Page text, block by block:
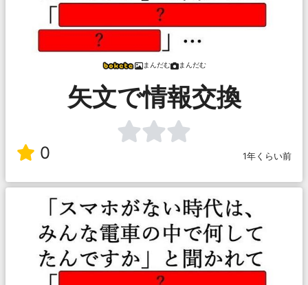
まんだむ まんだむ
矢文で情報交換
0 1年くらい前